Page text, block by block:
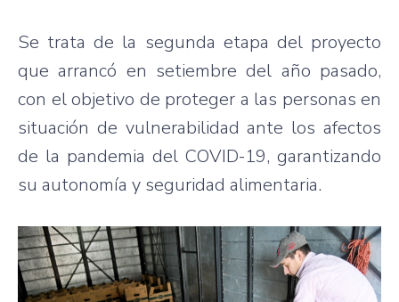
Se trata de la segunda etapa del proyecto
que arrancó en setiembre del año pasado,
con el objetivo de proteger a las personas en
situación de vulnerabilidad ante los afectos
de la pandemia del COVID-19, garantizando
su autonomía y seguridad alimentaria.